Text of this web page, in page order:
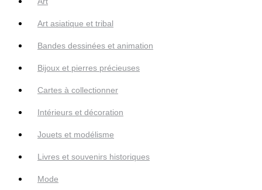
Art asiatique et tribal
Bandes dessinées et animation
Bijoux et pierres précieuses
Cartes à collectionner
Intérieurs et décoration
Jouets et modélisme
Livres et souvenirs historiques
Mode